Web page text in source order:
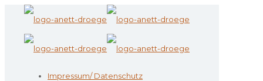
Impressum/ Datenschutz